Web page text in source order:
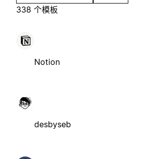
338 个模板
Notion
desbyseb